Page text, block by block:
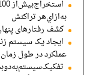
ﺑﻪازايﻫﺮ تراکنش
کشف رفتارهای
ایجاد یک سیستم
عملکرد در طول زمان